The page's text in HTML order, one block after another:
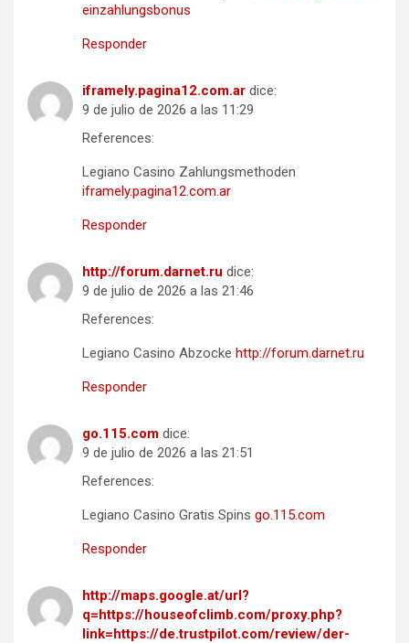
einzahlungsbonus
Responder
iframely.pagina12.com.ar dice:
9 de julio de 2026 a las 11:29
References:
Legiano Casino Zahlungsmethoden
iframely.pagina12.com.ar
Responder
http://forum.darnet.ru dice:
9 de julio de 2026 a las 21:46
References:
Legiano Casino Abzocke http://forum.darnet.ru
Responder
go.115.com dice:
9 de julio de 2026 a las 21:51
References:
Legiano Casino Gratis Spins go.115.com
Responder
http://maps.google.at/url?
q=https://houseofclimb.com/proxy.php?
link=https://de.trustpilot.com/review/der-